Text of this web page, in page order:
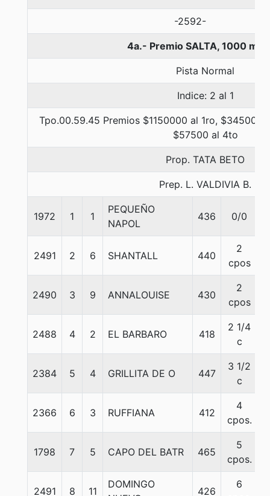
-2592-
4a.- Premio SALTA, 1000
Pista Normal
Indice: 2 al 1
Tpo.00.59.45 Premios $1150000 al 1ro, $345000
$57500 al 4to
Prop. TATA BETO
Prep. L. VALDIVIA B.
1972 1 1
PEQUEÑO
NAPOL
436 0/0
2491 2 6 SHANTALL 440
2
cpos
2490 3 9 ANNALOUISE 430
2
cpos
2488 4 2 EL BARBARO 418
2 1/4
c
2384 5 4 GRILLITA DE O 447
3 1/2
c
2366 6 3 RUFFIANA 412
4
cpos.
1798 7 5 CAPO DEL BATR 465
5
cpos.
2491 8 11
DOMINGO
426
6